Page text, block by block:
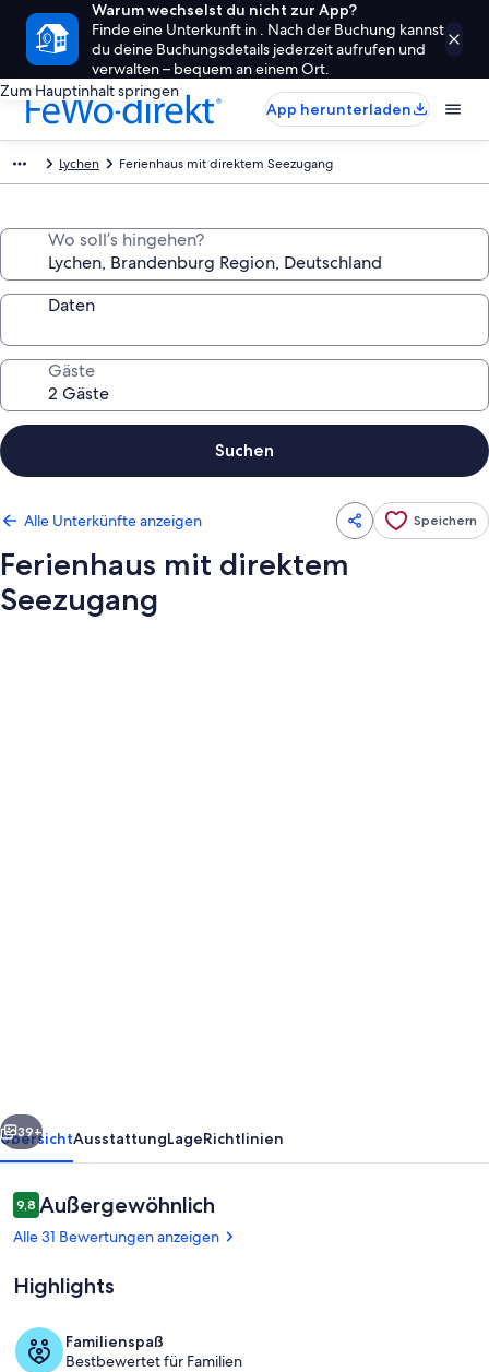
Warum wechselst du nicht zur App?
Finde eine Unterkunft in . Nach der Buchung kannst
du deine Buchungsdetails jederzeit aufrufen und
verwalten – bequem an einem Ort.
Zum Hauptinhalt springen
App herunterladen
Lychen Ferienhaus mit direktem Seezugang
Wo soll’s hingehen?
Daten
Gäste
Suchen
Alle Unterkünfte anzeigen Speichern
Ferienhaus mit direktem
Seezugang
Weiter
39+
ÜbersichtAusstattungLageRichtlinien
Bewertungen
9,89,8 von 10.
Außergewöhnlich
Alle 31 Bewertungen anzeigen
Highlights
Familienspaß
Bestbewertet für Familien